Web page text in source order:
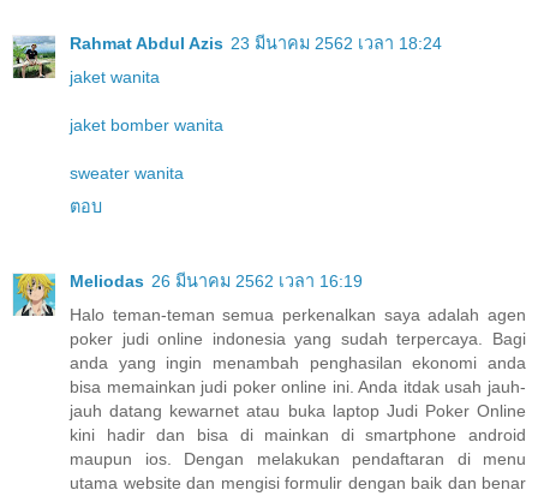
Rahmat Abdul Azis 23 มีนาคม 2562 เวลา 18:24
jaket wanita
jaket bomber wanita
sweater wanita
ตอบ
Meliodas 26 มีนาคม 2562 เวลา 16:19
Halo teman-teman semua perkenalkan saya adalah agen
poker judi online indonesia yang sudah terpercaya. Bagi
anda yang ingin menambah penghasilan ekonomi anda
bisa memainkan judi poker online ini. Anda itdak usah jauh-
jauh datang kewarnet atau buka laptop Judi Poker Online
kini hadir dan bisa di mainkan di smartphone android
maupun ios. Dengan melakukan pendaftaran di menu
utama website dan mengisi formulir dengan baik dan benar